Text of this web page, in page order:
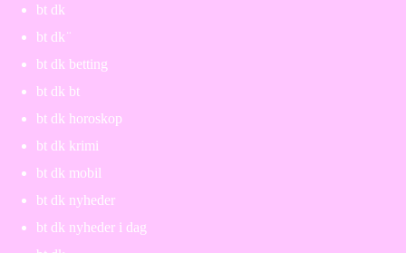
bt dk
bt dk ̈
bt dk betting
bt dk bt
bt dk horoskop
bt dk krimi
bt dk mobil
bt dk nyheder
bt dk nyheder i dag